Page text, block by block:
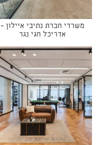
משרדי חברת נתיבי איילון -
אדריכל חגי נגר